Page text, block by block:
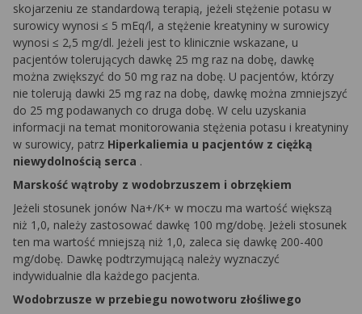
skojarzeniu ze standardową terapią, jeżeli stężenie potasu w
surowicy wynosi ≤ 5 mEq/l, a stężenie kreatyniny w surowicy
wynosi ≤ 2,5 mg/dl. Jeżeli jest to klinicznie wskazane, u
pacjentów tolerujących dawkę 25 mg raz na dobę, dawkę
można zwiększyć do 50 mg raz na dobę. U pacjentów, którzy
nie tolerują dawki 25 mg raz na dobę, dawkę można zmniejszyć
do 25 mg podawanych co druga dobę. W celu uzyskania
informacji na temat monitorowania stężenia potasu i kreatyniny
w surowicy, patrz Hiperkaliemia u pacjentów z ciężką
niewydolnością serca .
Marskość wątroby z wodobrzuszem i obrzękiem
Jeżeli stosunek jonów Na+/K+ w moczu ma wartość większą
niż 1,0, należy zastosować dawkę 100 mg/dobę. Jeżeli stosunek
ten ma wartość mniejszą niż 1,0, zaleca się dawkę 200-400
mg/dobę. Dawkę podtrzymującą należy wyznaczyć
indywidualnie dla każdego pacjenta.
Wodobrzusze w przebiegu nowotworu złośliwego